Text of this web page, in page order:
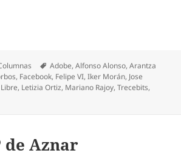
Etiquetas
Adobe,Alfonso Alonso,Arantza
, Facebook, Felipe VI,Iker Morán, Jose
, Letizia Ortiz, Mariano Rajoy,Trecebits,
de Aznar